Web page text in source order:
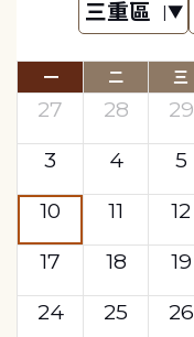
一 二 三
27 28 29
3
4 5
10
11 12
17
18 19
24
25 26